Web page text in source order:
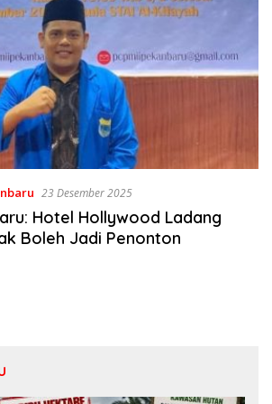
23 Desember 2025
Hotel Hollywood Ladang
Boleh Jadi Penonton